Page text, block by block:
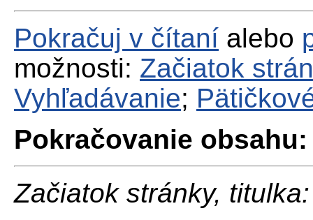
Pokračuj v čítaní alebo
možnosti: Začiatok
Vyhľadávanie;
Pokračovanie obsahu:
Začiatok stránky, titulka: